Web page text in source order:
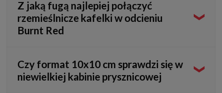
tworzy w pełni nienasiąkliwe zabezpieczenie. Plamy z
tłuszczu, soków czy wody nie wnikają w materiał, co
znacznie ułatwia bieżące czyszczenie miękką gąbką.
Z jaką fugą najlepiej połączyć
rzemieślnicze kafelki w odcieniu
Burnt Red
beżu pięknie wyodrębni kształt kwadratów. Zastosowanie
spoiny zbliżonej kolorem do płytek pozwoli z kolei uzyskać
Czy format 10x10 cm sprawdzi się w
niewielkiej kabinie prysznicowej